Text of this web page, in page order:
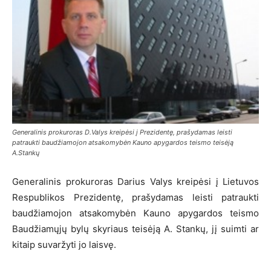
Generalinis prokuroras D.Valys kreipėsi į Prezidentę, prašydamas leisti
patraukti baudžiamojon atsakomybėn Kauno apygardos teismo teisėją
A.Stankų
Generalinis prokuroras Darius Valys kreipėsi į Lietuvos
Respublikos Prezidentę, prašydamas leisti patraukti
baudžiamojon atsakomybėn Kauno apygardos teismo
Baudžiamųjų bylų skyriaus teisėją A. Stankų, jį suimti ar
kitaip suvaržyti jo laisvę.